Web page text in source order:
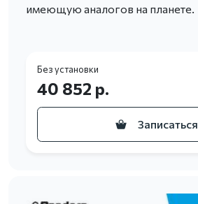
имеющую аналогов на планете.
Без установки
40 852 р.
Записаться